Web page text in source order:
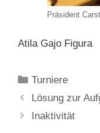
Präsident
Atila Gajo Figura
Kategorien
Turniere
Lösung zur
Inaktivität